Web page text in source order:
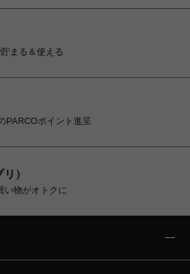
まる＆使える
PARCOポイント進呈
）
い物がオトクに